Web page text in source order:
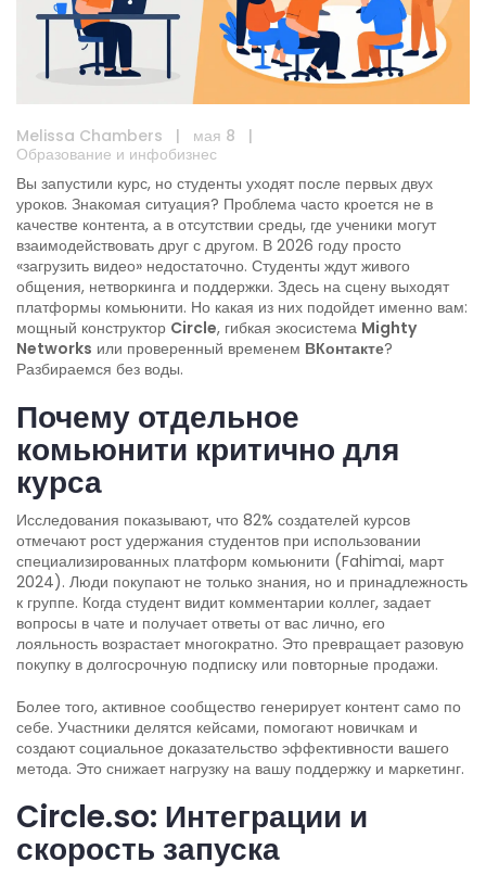
Melissa Chambers | мая 8
|
Образование и инфобизнес
Вы запустили курс, но студенты уходят после первых двух
уроков. Знакомая ситуация? Проблема часто кроется не в
качестве контента, а в отсутствии среды, где ученики могут
взаимодействовать друг с другом. В 2026 году просто
«загрузить видео» недостаточно. Студенты ждут живого
общения, нетворкинга и поддержки. Здесь на сцену выходят
платформы комьюнити. Но какая из них подойдет именно вам:
мощный конструктор Circle, гибкая экосистема Mighty
Networks или проверенный временем ВКонтакте?
Разбираемся без воды.
Почему отдельное
комьюнити критично для
курса
Исследования показывают, что 82% создателей курсов
отмечают рост удержания студентов при использовании
специализированных платформ комьюнити (Fahimai, март
2024). Люди покупают не только знания, но и принадлежность
к группе. Когда студент видит комментарии коллег, задает
вопросы в чате и получает ответы от вас лично, его
лояльность возрастает многократно. Это превращает разовую
покупку в долгосрочную подписку или повторные продажи.
Более того, активное сообщество генерирует контент само по
себе. Участники делятся кейсами, помогают новичкам и
создают социальное доказательство эффективности вашего
метода. Это снижает нагрузку на вашу поддержку и маркетинг.
Circle.so: Интеграции и
скорость запуска